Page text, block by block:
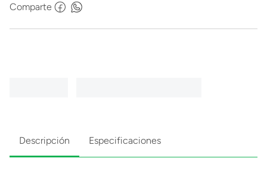
Comparte
Descripción Especificaciones